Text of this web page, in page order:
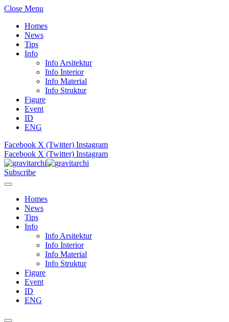
Close Menu
Homes
News
Tips
Info
Info Arsitektur
Info Interior
Info Material
Info Struktur
Figure
Event
ID
ENG
Facebook X (Twitter) Instagram
Facebook X (Twitter) Instagram
Subscribe
Homes
News
Tips
Info
Info Arsitektur
Info Interior
Info Material
Info Struktur
Figure
Event
ID
ENG